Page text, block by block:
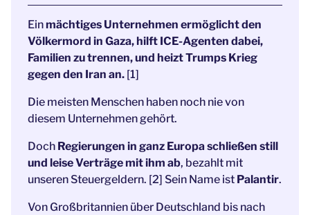
Einmächtiges Unternehmen ermöglicht den
Völkermord in Gaza, hilft ICE-Agenten dabei,
Familien zu trennen, und heizt Trumps Krieg
gegen den Iran an. [1]
Die meisten Menschen haben noch nie von
diesem Unternehmen gehört.
Doch Regierungen in ganz Europa schließen still
und leise Verträge mit ihm ab, bezahlt mit
unseren Steuergeldern. [2] Sein Name ist Palantir.
Von Großbritannien über Deutschland bis nach